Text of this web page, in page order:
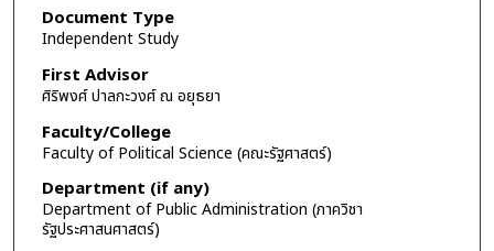
Document Type
Independent Study
First Advisor
ศิริพงศ์ ปาลกะวงศ์ ณ อยุธยา
Faculty/College
Faculty of Political Science (คณะรัฐศาสตร์)
Department (if any)
Department of Public Administration (ภาควิชา
รัฐประศาสนศาสตร์)